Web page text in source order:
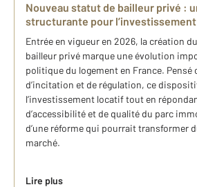
Nouveau statut de bailleur privé :
structurante pour
Entrée en vigueur en 2026, la création
bailleur privé marque une évolution
politique du logement en France.
d’incitation et de régulation, ce
l’investissement locatif tout en
d’accessibilité et de qualité du parc
d’une réforme qui pourrait transformer
marché.
Lire plus